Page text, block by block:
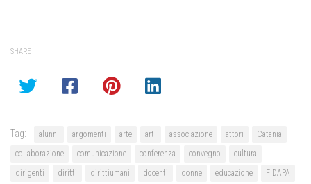
SHARE
Tag: alunni argomenti arte arti associazione attori
Catania
collaborazione
comunicazione conferenza convegno
cultura
dirigenti
diritti dirittiumani docenti donne educazione
FIDAPA